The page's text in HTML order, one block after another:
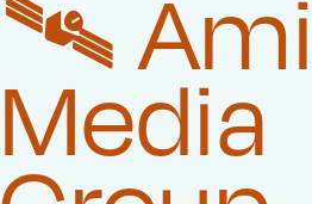
🛰️‍
Media